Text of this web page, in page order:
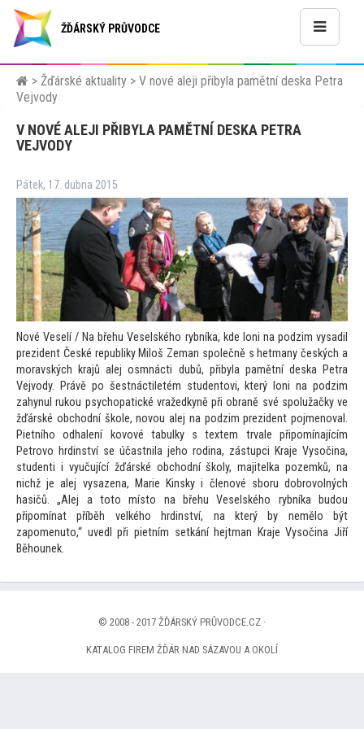
ŽĎÁRSKÝ PRŮVODCE
> Žďárské aktuality > V nové aleji přibyla pamětní deska Petra
Vejvody
V NOVÉ ALEJI PŘIBYLA PAMĚTNÍ DESKA PETRA
VEJVODY
Pátek, 17. dubna 2015
Nové Veselí / Na břehu Veselského rybníka, kde loni na podzim vysadil
prezident České republiky Miloš Zeman společně s hetmany českých a
moravských krajů alej osmnácti dubů, přibyla pamětní deska Petra
Vejvody. Právě po šestnáctiletém studentovi, který loni na podzim
zahynul rukou psychopatické vražedkyně při obraně své spolužačky ve
žďárské obchodní škole, novou alej na podzim prezident pojmenoval.
Pietního odhalení kovové tabulky s textem trvale připomínajícím
Petrovo hrdinství se účastnila jeho rodina, zástupci Kraje Vysočina,
studenti i vyučující žďárské obchodní školy, majitelka pozemků, na
nichž je alej vysazena, Marie Kinsky i členové sboru dobrovolných
hasičů. „Alej a toto místo na břehu Veselského rybníka budou
připomínat příběh velkého hrdinství, na který by nemělo být
zapomenuto,“ uvedl při pietním setkání hejtman Kraje Vysočina Jiří
Běhounek.
© 2008 - 2017 ŽĎÁRSKÝ PRŮVODCE.CZ ·
KATALOG FIREM ŽĎÁR NAD SÁZAVOU A OKOLÍ